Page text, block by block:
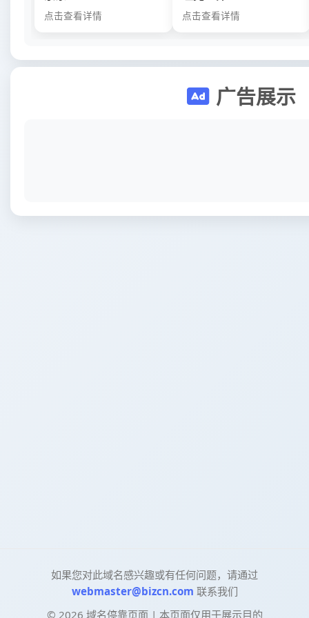
点击查看详情 点击查看详情
广告展示
如果您对此域名感兴趣或有任何问题，请通过
webmaster@bizcn.com 联系我们
© 2026 域名停靠页面 | 本页面仅用于展示目的